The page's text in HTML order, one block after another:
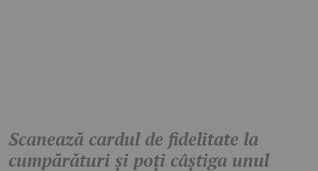
Scanează cardul de fidelitate la
cumpărături și poți câștiga unul